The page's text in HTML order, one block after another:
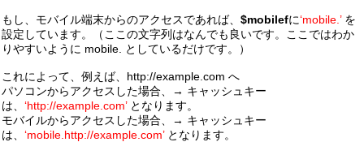
もし、モバイル端末からのアクセスであれば、 $mobilefに‘mobile.’を
設定しています。（ここの文字列はなんでも良いです。ここではわか
りやすいように mobile. としているだけです。）
これによって、例えば、http://example.com へ
パソコンからアクセスした場合、→ キャッシュキー
は、 ‘http://example.com’となります。
モバイルからアクセスした場合、→ キャッシュキー
は、 ‘mobile.http://example.com’となります。